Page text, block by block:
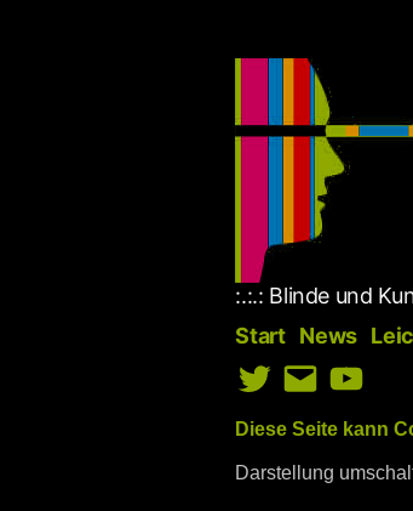
:.:.: Blinde und
Start News
TwitterE-
YouTube
Diese Seite kann
Darstellung